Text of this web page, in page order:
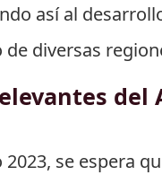
así al
diversas
del
2023, se espera